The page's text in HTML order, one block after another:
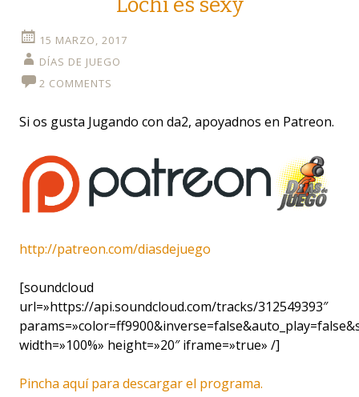
Lochi es sexy
15 MARZO, 2017
DÍAS DE JUEGO
2 COMMENTS
Si os gusta Jugando con da2, apoyadnos en Patreon.
http://patreon.com/diasdejuego
[soundcloud
url=»https://api.soundcloud.com/tracks/312549393″
width=»100%» height=»20″ iframe=»true» /]
Pincha aquí para descargar el programa.